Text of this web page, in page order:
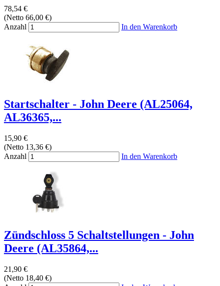
78,54 €
(Netto 66,00 €)
Anzahl
In den Warenkorb
Startschalter - John Deere (AL25064,
AL36365,...
15,90 €
(Netto 13,36 €)
Anzahl
In den Warenkorb
Zündschloss 5 Schaltstellungen - John
Deere (AL35864,...
21,90 €
(Netto 18,40 €)